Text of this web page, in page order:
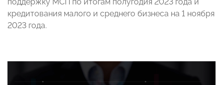
кредитования малого и среднего бизнеса на 1 ноября
2023 года.